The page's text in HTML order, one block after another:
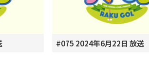
#075 2024年6月22日 放送